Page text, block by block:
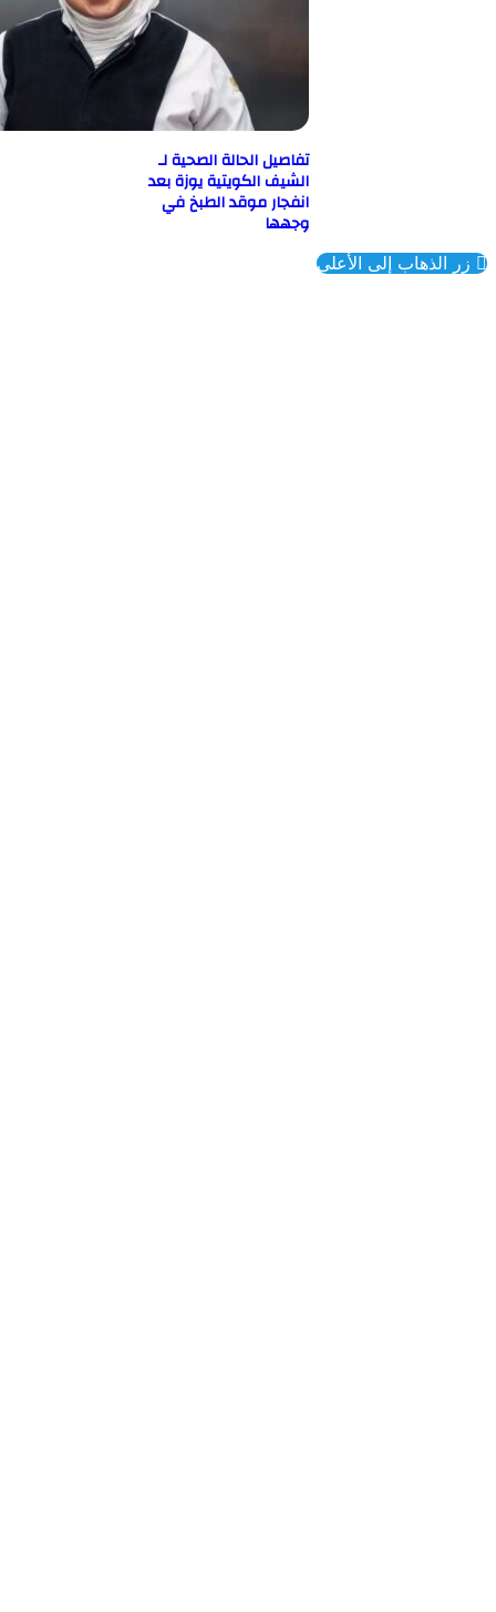
تفاصيل الحالة الصحية لـ
الشيف الكويتية يوزة بعد
انفجار موقد الطبخ في
إلى الأعلى